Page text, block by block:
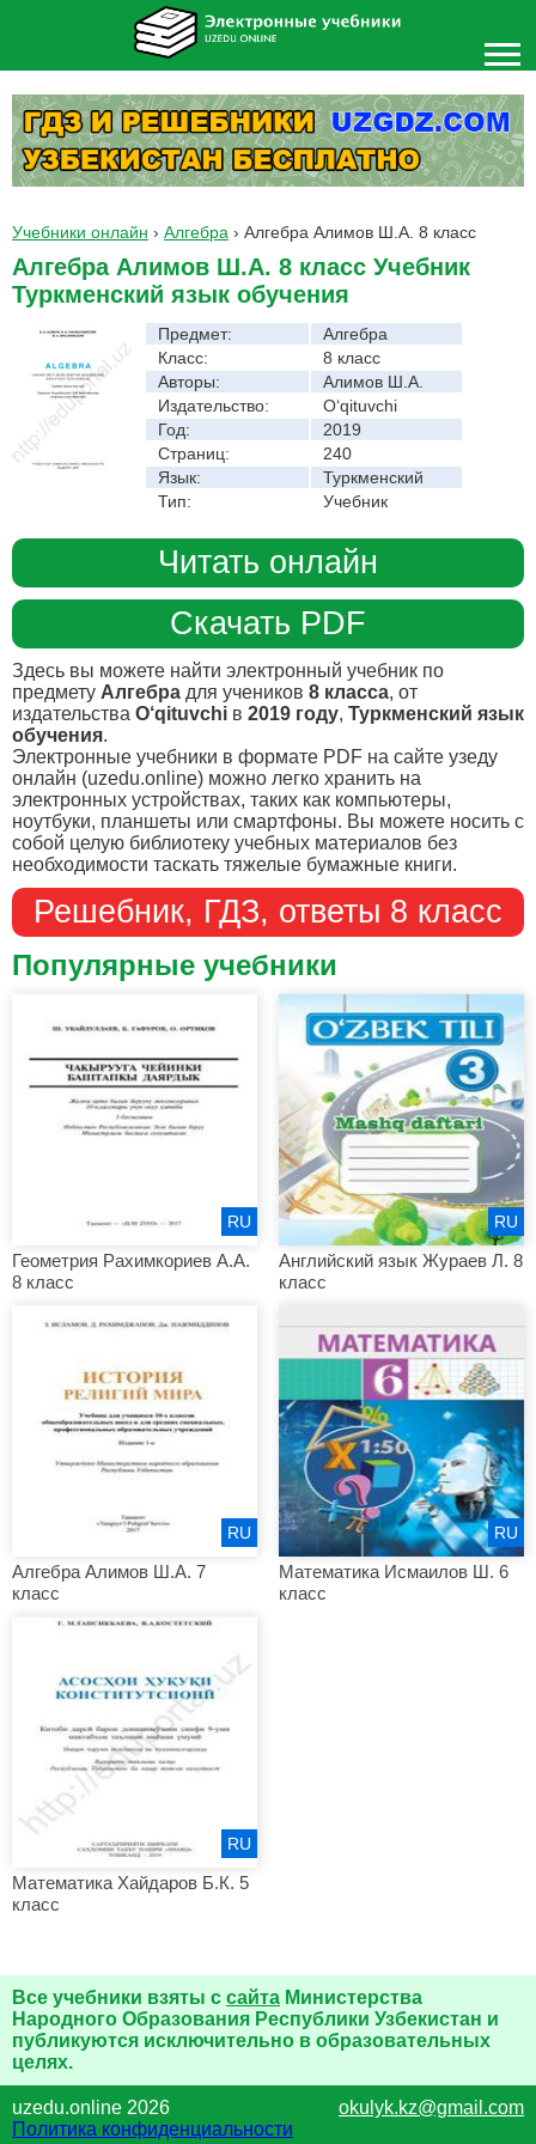
Учебники онлайн › Алгебра › Алгебра Алимов Ш.А. 8 класс
Алгебра Алимов Ш.А. 8 класс Учебник
Туркменский язык обучения
Предмет:
Алгебра
Класс:
8 класс
Авторы:
Алимов Ш.А.
Издательство:
O‘qituvchi
Год:
2019
Страниц:
240
Язык:
Туркменский
Тип:
Учебник
Читать онлайн
Скачать PDF
Здесь вы можете найти электронный учебник по
предмету Алгебра для учеников 8 класса, от
издательства O‘qituvchi в 2019 году, Туркменский язык
обучения.
Электронные учебники в формате PDF на сайте узеду
онлайн (uzedu.online) можно легко хранить на
электронных устройствах, таких как компьютеры,
ноутбуки, планшеты или смартфоны. Вы можете носить с
собой целую библиотеку учебных материалов без
необходимости таскать тяжелые бумажные книги.
Решебник, ГДЗ, ответы 8 класс
Популярные учебники
Геометрия Рахимкориев А.А.
8 класс
RU
Английский язык Жураев Л. 8
класс
RU
Алгебра Алимов Ш.А. 7
класс
RU
Математика Исмаилов Ш. 6
класс
RU
Математика Хайдаров Б.К. 5
класс
RU
Все учебники взяты с сайта Министерства
Народного Образования Республики Узбекистан и
публикуются исключительно в образовательных
целях.
uzedu.online 2026
okulyk.kz@gmail.com
Политика конфиденциальности